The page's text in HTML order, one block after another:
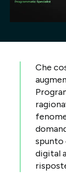
Point of W
Italiano
Che
spunto
digital